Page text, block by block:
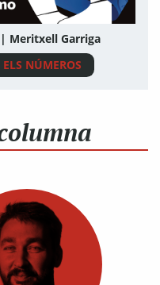
Meritxell Garriga
ELS NÚMEROS